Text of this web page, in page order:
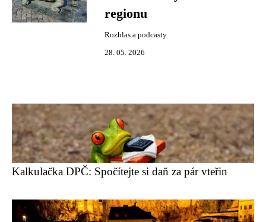
regionu
Rozhlas a podcasty
28. 05. 2026
Kalkulačka DPČ: Spočítejte si daň za pár vteřin